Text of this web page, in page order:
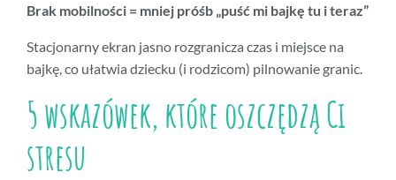
Brak mobilności = mniej próśb „puść mi bajkę tu i teraz”
Stacjonarny ekran jasno rozgranicza czas i miejsce na
bajkę, co ułatwia dziecku (i rodzicom) pilnowanie granic.
5 wskazówek, które oszczędzą Ci
stresu